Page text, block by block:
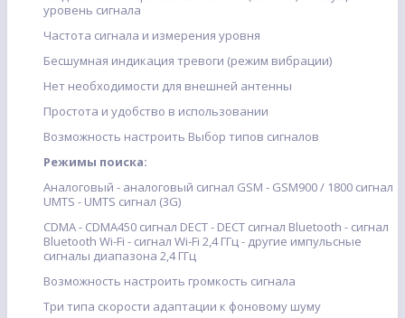
уровень сигнала
Частота сигнала и измерения уровня
Бесшумная индикация тревоги (режим вибрации)
Нет необходимости для внешней антенны
Простота и удобство в использовании
Возможность настроить Выбор типов сигналов
Режимы поиска:
Аналоговый - аналоговый сигнал GSM - GSM900 / 1800 сигнал
UMTS - UMTS сигнал (3G)
CDMA - CDMA450 сигнал DECT - DECT сигнал Bluetooth - сигнал
Bluetooth Wi-Fi - сигнал Wi-Fi 2,4 ГГц - другие импульсные
сигналы диапазона 2,4 ГГц
Возможность настроить громкость сигнала
Три типа скорости адаптации к фоновому шуму